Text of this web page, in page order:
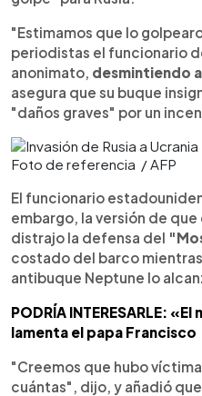
"Estimamos que lo
periodistas el funcionario
anonimato, desmintiendo
asegura que su buque
"daños graves" por un
Foto de referencia / AFP
El funcionario
embargo, la versión de
distrajo la defensa del
costado del barco
antibuque Neptune lo
PODRÍA INTERESARLE:
lamenta el papa Francisco
"Creemos que hubo
cuántas", dijo, y añadió